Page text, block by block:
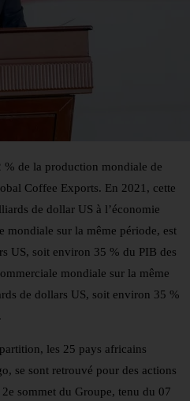
% de la production mondiale de
Coffee Exports. En 2021, cette
de dollar US à l’économie
mondiale sur la même période, est
US, soit environ 35 % du PIB des
mondiale sur la même
de dollars US, soit environ 35 %
les 25 pays africains
se sont retrouvé pour des actions
2e sommet du Groupe, tenu du 07